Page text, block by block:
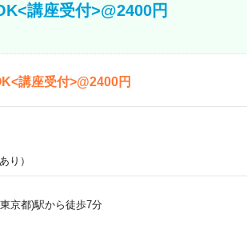
講座受付>@2400円
講座受付>@2400円
り）
京都)駅から徒歩7分